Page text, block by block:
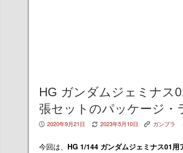
HG ガンダムジェミナス
張セットのパッケージ・
P 2020年9月21日 V 2023年5月10日 K ガンプラ
今回は、 HG 1/144 ガンダムジェミナス01